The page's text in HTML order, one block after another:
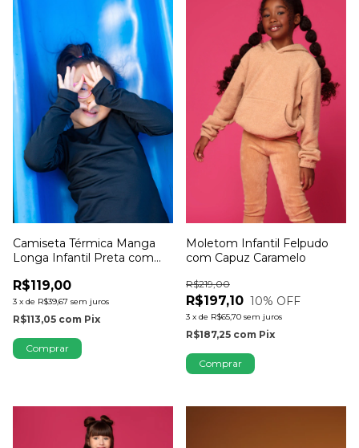
Camiseta Térmica Manga
Longa Infantil Preta com
R$119,00
3 x de R$39,67 sem juros
R$113,05 com Pix
Comprar
Moletom Infantil Felpudo
com Capuz Caramelo
R$197,10
R$219,00
10% OFF
3 x de R$65,70 sem juros
R$187,25 com Pix
Comprar